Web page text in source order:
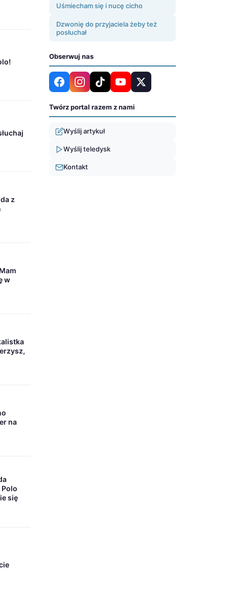
z
w
na
się
Uśmiecham się i nucę cicho
Dzwonię do przyjaciela żeby też
posłuchał
Obserwuj nas
Twórz portal razem z nami
Wyślij artykuł
Wyślij teledysk
Kontakt